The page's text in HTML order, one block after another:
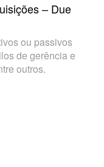
– Due
ou passivos
de gerência e
outros.